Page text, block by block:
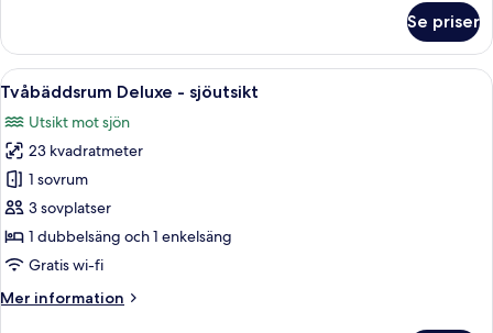
Deluxe
utsikt
staden
Se priser
Öppna
alla
foton
för
Tvåbäddsrum
Deluxe
-
sjöutsikt
Ett hotellrum med två sängar, en
10
Tvåbäddsrum Deluxe - sjöutsikt
Utsikt mot sjön
23 kvadratmeter
1 sovrum
3 sovplatser
1 dubbelsäng och 1 enkelsäng
Gratis wi-fi
Mer information
Mer